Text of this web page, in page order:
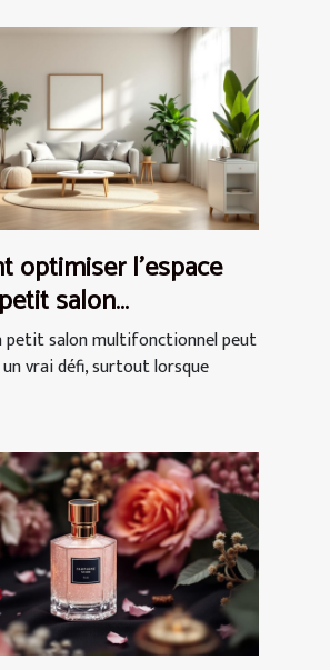
optimiser l'espace
salon
?
petit salon multifonctionnel peut
vrai défi, surtout lorsque